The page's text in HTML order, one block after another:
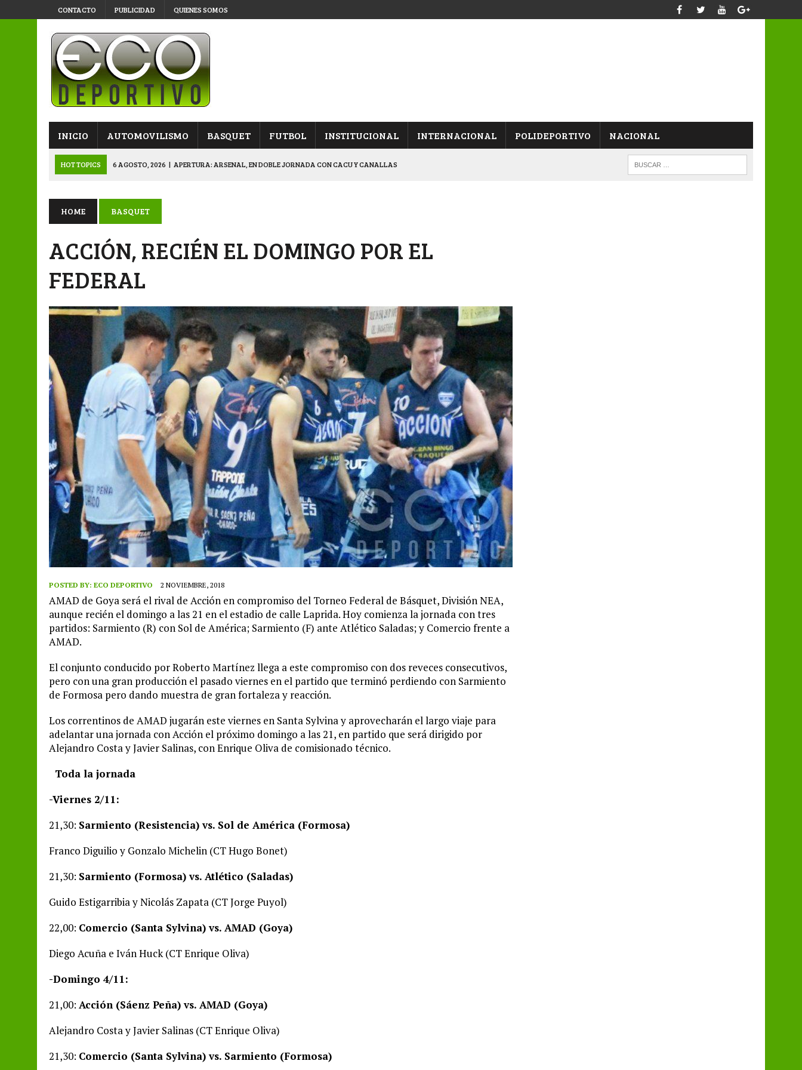
CONTACTO PUBLICIDAD QUIENES SOMOS
INICIO AUTOMOVILISMO BASQUET FUTBOL INSTITUCIONAL INTERNACIONAL POLIDEPORTIVO NACIONAL
HOT TOPICS 6 AGOSTO, 2026 | APERTURA: ARSENAL, EN DOBLE JORNADA CON CACU Y CANALLAS
6 AGOSTO, 2026 | APERTURA: BELGRANO DERROTÓ A NAPENAY Y ES SEMIFINALISTA
7 AGOSTO, 2026 | APERTURA “B”: CACU Y CANALLAS AVANZARON FRENTE A ARSENAL
HOME BASQUET
ACCIÓN, RECIÉN EL DOMINGO POR EL
FEDERAL
POSTED BY: ECO DEPORTIVO 2 NOVIEMBRE, 2018
AMAD de Goya será el rival de Acción en compromiso del Torneo Federal de Básquet, División NEA,
aunque recién el domingo a las 21 en el estadio de calle Laprida. Hoy comienza la jornada con tres
partidos: Sarmiento (R) con Sol de América; Sarmiento (F) ante Atlético Saladas; y Comercio frente a
AMAD.
El conjunto conducido por Roberto Martínez llega a este compromiso con dos reveces consecutivos,
pero con una gran producción el pasado viernes en el partido que terminó perdiendo con Sarmiento
de Formosa pero dando muestra de gran fortaleza y reacción.
Los correntinos de AMAD jugarán este viernes en Santa Sylvina y aprovecharán el largo viaje para
adelantar una jornada con Acción el próximo domingo a las 21, en partido que será dirigido por
Alejandro Costa y Javier Salinas, con Enrique Oliva de comisionado técnico.
Toda la jornada
-Viernes 2/11:
21,30: Sarmiento (Resistencia) vs. Sol de América (Formosa)
Franco Diguilio y Gonzalo Michelin (CT Hugo Bonet)
21,30: Sarmiento (Formosa) vs. Atlético (Saladas)
Guido Estigarribia y Nicolás Zapata (CT Jorge Puyol)
22,00: Comercio (Santa Sylvina) vs. AMAD (Goya)
Diego Acuña e Iván Huck (CT Enrique Oliva)
-Domingo 4/11:
21,00: Acción (Sáenz Peña) vs. AMAD (Goya)
Alejandro Costa y Javier Salinas (CT Enrique Oliva)
21,30: Comercio (Santa Sylvina) vs. Sarmiento (Formosa)